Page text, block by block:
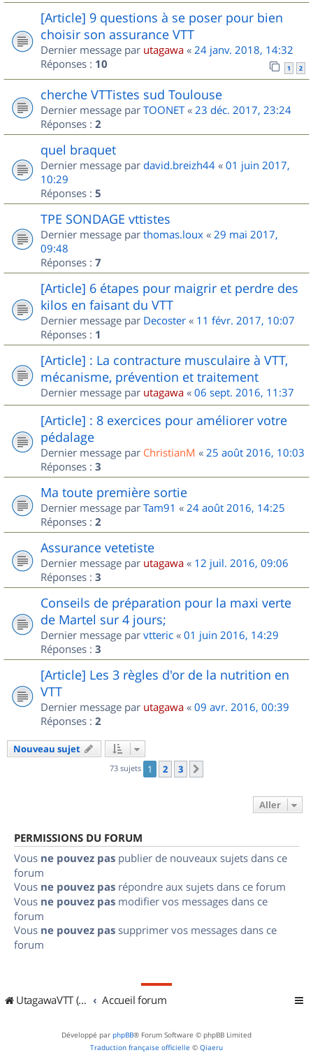
[Article] 9 questions à se poser pour bien
choisir son assurance VTT
Dernier message par utagawa « 24 janv. 2018, 14:32
Réponses : 10 1 2
cherche VTTistes sud Toulouse
Dernier message par TOONET« 23 déc. 2017, 23:24
Réponses : 2
quel braquet
Dernier message par david.breizh44 « 01 juin 2017,
10:29
Réponses : 5
TPE SONDAGE vttistes
Dernier message par thomas.loux « 29 mai 2017,
09:48
Réponses : 7
[Article] 6 étapes pour maigrir et perdre des
kilos en faisant du VTT
Dernier message par Decoster « 11 févr. 2017, 10:07
Réponses : 1
[Article] : La contracture musculaire à VTT,
mécanisme, prévention et traitement
Dernier message par utagawa « 06 sept. 2016, 11:37
[Article] : 8 exercices pour améliorer votre
pédalage
Dernier message par ChristianM « 25 août 2016, 10:03
Réponses : 3
Ma toute première sortie
Dernier message par Tam91 « 24 août 2016, 14:25
Réponses : 2
Assurance vetetiste
Dernier message par utagawa « 12 juil. 2016, 09:06
Réponses : 3
Conseils de préparation pour la maxi verte
de Martel sur 4 jours;
Dernier message par vtteric « 01 juin 2016, 14:29
Réponses : 3
[Article] Les 3 règles d'or de la nutrition en
VTT
Dernier message par utagawa « 09 avr. 2016, 00:39
Réponses : 2
Nouveau sujet
73 sujets 1 2 3
Aller
PERMISSIONS DU FORUM
Vous ne pouvez pas publier de nouveaux sujets dans ce
forum
Vous ne pouvez pas répondre aux sujets dans ce forum
Vous ne pouvez pas modifier vos messages dans ce
forum
Vous ne pouvez pas supprimer vos messages dans ce
forum
UtagawaVTT (Randos VTT et VTTAE avec traces GPS) Accueil forum
Développé par phpBB® Forum Software © phpBB Limited
Traduction française officielle © Qiaeru